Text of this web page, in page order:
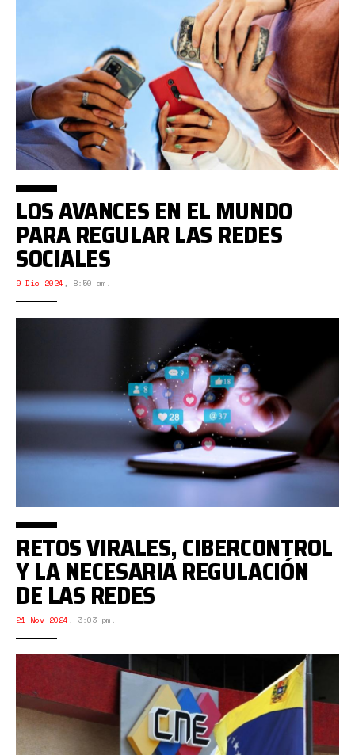
LOS AVANCES EN EL MUNDO
PARA REGULAR LAS REDES
SOCIALES
9 Dic 2024 , 8:50 am.
RETOS VIRALES, CIBERCONTROL
Y LA NECESARIA REGULACIÓN
DE LAS REDES
21 Nov 2024 , 3:03 pm.